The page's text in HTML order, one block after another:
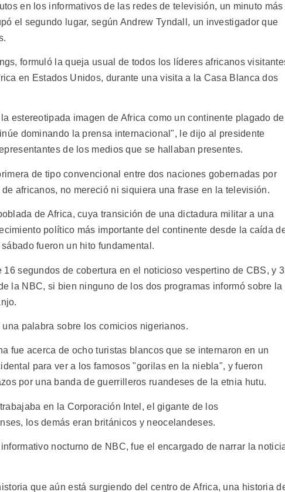
en los informativos de las redes de televisión, un minuto más
el segundo lugar, según Andrew Tyndall, un investigador que
formuló la queja usual de todos los líderes africanos
en Estados Unidos, durante una visita a la Casa Blanca dos
estereotipada imagen de Africa como un continente plagado de
dominando la prensa internacional", le dijo al presidente
de los medios que se hallaban presentes.
de tipo convencional entre dos naciones gobernadas por
africanos, no mereció ni siquiera una frase en la televisión.
de Africa, cuya transición de una dictadura militar a una
político más importante del continente desde la caída
fueron un hito fundamental.
segundos de cobertura en el noticioso vespertino de CBS, y
la NBC, si bien ninguno de los dos programas informó sobre la
palabra sobre los comicios nigerianos.
fue acerca de ocho turistas blancos que se internaron en un
para ver a los famosos "gorilas en la niebla", y fueron
por una banda de guerrilleros ruandeses de la etnia hutu.
en la Corporación Intel, el gigante de los
los demás eran británicos y neocelandeses.
nocturno de NBC, fue el encargado de narrar la
que aún está surgiendo del centro de Africa, una historia